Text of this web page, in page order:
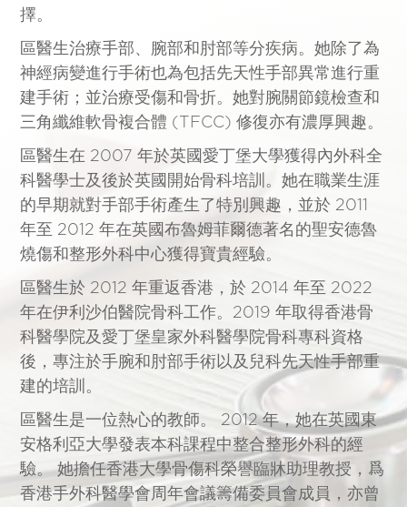
擇。
區醫生治療手部、腕部和肘部等分疾病。她除了為
神經病變進行手術也為包括先天性手部異常進行重
建手術；並治療受傷和骨折。她對腕關節鏡檢查和
三角纖維軟骨複合體 (TFCC) 修復亦有濃厚興趣。
區醫生在 2007 年於英國愛丁堡大學獲得內外科全
科醫學士及後於英國開始骨科培訓。她在職業生涯
的早期就對手部手術產生了特別興趣，並於 2011
年至 2012 年在英國布魯姆菲爾德著名的聖安德魯
燒傷和整形外科中心獲得寶貴經驗。
區醫生於 2012 年重返香港，於 2014 年至 2022
年在伊利沙伯醫院骨科工作。2019 年取得香港骨
科醫學院及愛丁堡皇家外科醫學院骨科專科資格
後，專注於手腕和肘部手術以及兒科先天性手部重
建的培訓。
區醫生是一位熱心的教師。 2012 年，她在英國東
安格利亞大學發表本科課程中整合整形外科的經
驗。 她擔任香港大學骨傷科榮譽臨牀助理教授，爲
香港手外科醫學會周年會議籌備委員會成員，亦曾